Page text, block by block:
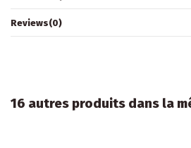
Reviews(0)
16 autres produits dans la